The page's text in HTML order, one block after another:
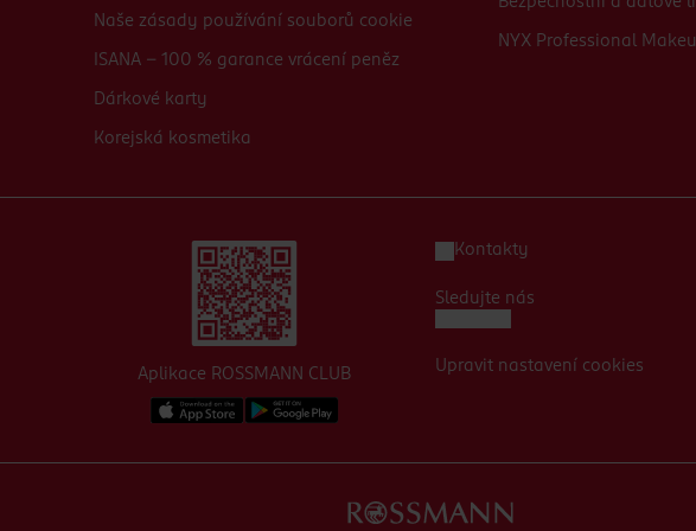
Naše zásady používání souborů cookie
ISANA - 100 % garance vrácení peněz
Dárkové karty
Korejská kosmetika
NYX Professional
Aplikace ROSSMANN CLUB
Kontakty
Sledujte nás
Upravit nastavení cookies